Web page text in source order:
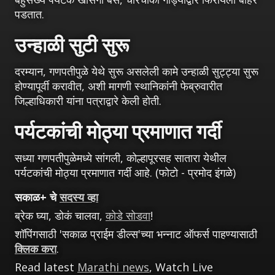
पडतात.
उन्हाळी सुटी सुरू
दरम्यान, गणपतीपुळे येथे सुरू असलेली कामे उन्हाळी सुट्ट्या सुरू
होण्यापूर्वी करावीत, अशी मागणी स्थानिकांनी फेब्रुवारीत
जिल्हाधिकारी यांना पत्राद्वारे केली होती.
पर्यटकांची मोठ्या प्रमाणात गर्दी
सध्या गणपतीपुळेमध्ये सांगली, कोल्हापूरसह सातारा येथील
पर्यटकांची मोठ्या प्रमाणात गर्दी आहे. (फोटो - प्रमोद इंगळे)
सकाळ+ चेसदस्य व्हा
ब्रेक घ्या, डोकं चालवा,कोडे सोडवा!
शॉपिंगसाठी 'सकाळ प्राईम डील्स'च्या भन्नाट ऑफर्स पाहण्यासाठी
क्लिक करा.
Read latest Marathi news, Watch Live